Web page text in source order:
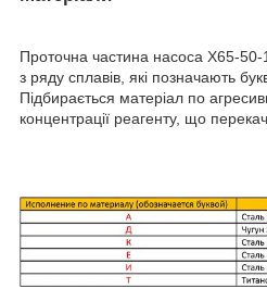
Проточна частина насоса Х65-
з ряду сплавів, які позначають
Підбирається матеріал по
концентрації реагенту, що